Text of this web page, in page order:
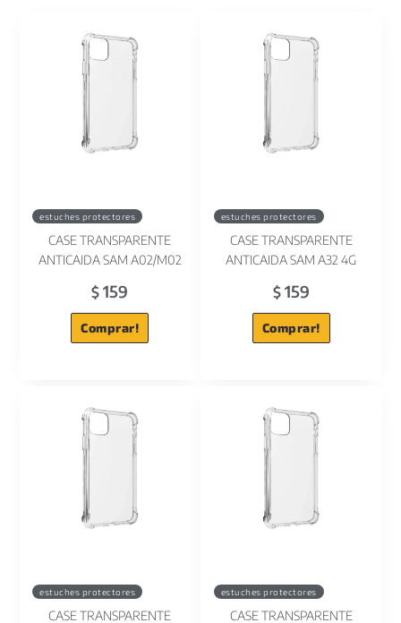
estuches protectores
CASE TRANSPARENTE
ANTICAIDA SAM A02/M02
$ 159
Comprar!
estuches protectores
CASE TRANSPARENTE
ANTICAIDA SAM A32 4G
$159
Comprar!
estuches protectores
CASE TRANSPARENTE
estuches protectores
CASE TRANSPARENTE